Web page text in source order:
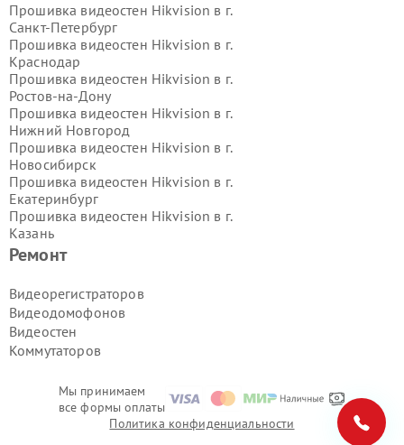
Мы принимаем
все формы оплаты
Ремонт
Видеорегистраторов
Видеодомофонов
Видеостен
Коммутаторов
Прошивка видеостен Hikvision в г.
Санкт-Петербург
Прошивка видеостен Hikvision в г.
Краснодар
Прошивка видеостен Hikvision в г.
Ростов-на-Дону
Прошивка видеостен Hikvision в г.
Нижний Новгород
Прошивка видеостен Hikvision в г.
Новосибирск
Прошивка видеостен Hikvision в г.
Екатеринбург
Прошивка видеостен Hikvision в г.
Казань
Прошивка видеостен Hikvision в г.
Прошивка видеостен Hikvision в г.
Волгоград
Прошивка видеостен Hikvision в г.
Самара
Прошивка видеостен Hikvision в г.
Прошивка видеостен Hikvision в г.
Красноярск
Прошивка видеостен Hikvision в г.
Политика конфиденциальности